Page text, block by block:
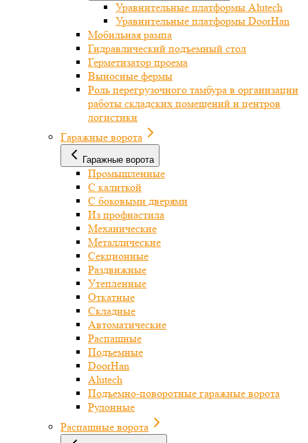
Уравнительные платформы Alutech
Уравнительные платформы DoorHan
Мобильная рампа
Гидравлический подъемный стол
Герметизатор проема
Выносные фермы
Роль перегрузочного тамбура в организации
работы складских помещений и центров
логистики
Гаражные ворота
Гаражные ворота
Промышленные
С калиткой
С боковыми дверями
Из профнастила
Механические
Металлические
Секционные
Раздвижные
Утепленные
Откатные
Складные
Автоматические
Распашные
Подъемные
DoorHan
Alutech
Подъемно-поворотные гаражные ворота
Рулонные
Распашные ворота